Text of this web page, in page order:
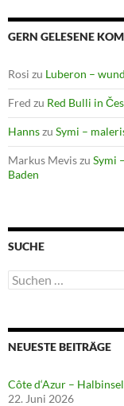
GERN GELESENE
Rosi zu Luberon –
Fred zu Red Bulli in
Hannszu Symi –
Markus Meviszu Symi
Baden
SUCHE
Suchen
nach:
NEUESTE BEITRÄGE
Côte d‘Azur –
22. Juni 2026